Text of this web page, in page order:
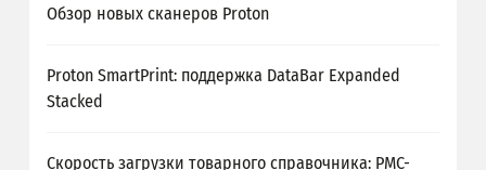
Обзор новых сканеров Proton
Proton SmartPrint: поддержка DataBar Expanded
Stacked
Скорость загрузки товарного справочника: PMC-